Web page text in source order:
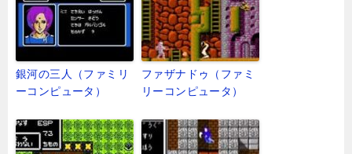
銀河の三人（ファミリ
ーコンピュータ）
ファザナドゥ（ファミ
リーコンピュータ）